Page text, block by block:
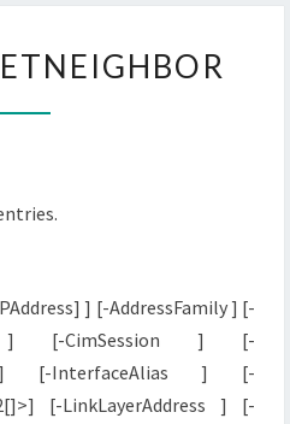
NETNEIGHBOR
] [-AddressFamily ] [-
] [-CimSession ] [-
[-InterfaceAlias ] [-
[-LinkLayerAddress ] [-